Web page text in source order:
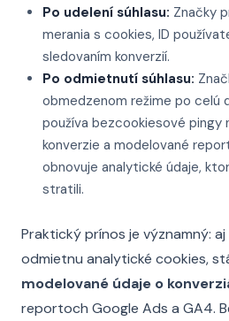
Po udelení súhlasu: Značky
merania s cookies, ID
sledovaním konverzií.
Po odmietnutí súhlasu:
obmedzenom režime po celú
používa bezcookiesové pingy
konverzie a modelované
obnovuje analytické údaje,
stratili.
Praktický prínos je významný:
odmietnu analytické cookies,
modelované údaje o
reportoch Google Ads a GA4.